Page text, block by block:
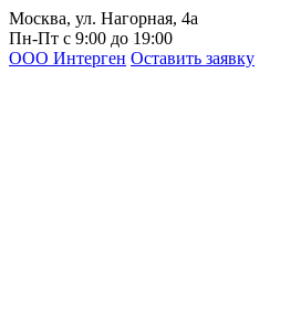
Москва, ул. Нагорная, 4а
Пн-Пт с 9:00 до 19:00
ООО Интерген Оставить заявку